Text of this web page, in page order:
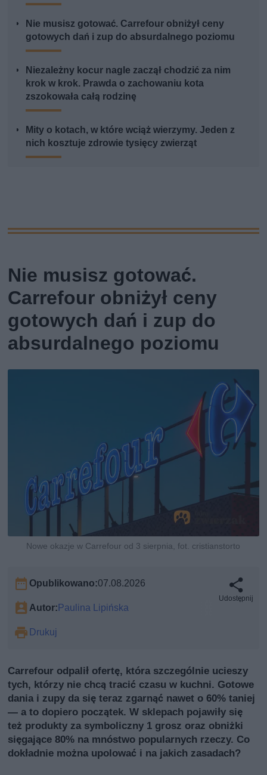
Nie musisz gotować. Carrefour obniżył ceny
gotowych dań i zup do absurdalnego poziomu
Niezależny kocur nagle zaczął chodzić za nim
krok w krok. Prawda o zachowaniu kota
zszokowała całą rodzinę
Mity o kotach, w które wciąż wierzymy. Jeden z
nich kosztuje zdrowie tysięcy zwierząt
Nie musisz gotować.
Carrefour obniżył ceny
gotowych dań i zup do
absurdalnego poziomu
Nowe okazje w Carrefour od 3 sierpnia, fot. cristianstorto
Opublikowano:07.08.2026
Autor: Paulina Lipińska
Drukuj
Udostępnij
Carrefour odpalił ofertę, która szczególnie ucieszy
tych, którzy nie chcą tracić czasu w kuchni. Gotowe
dania i zupy da się teraz zgarnąć nawet o 60% taniej
— a to dopiero początek. W sklepach pojawiły się
też produkty za symboliczny 1 grosz oraz obniżki
sięgające 80% na mnóstwo popularnych rzeczy. Co
dokładnie można upolować i na jakich zasadach?